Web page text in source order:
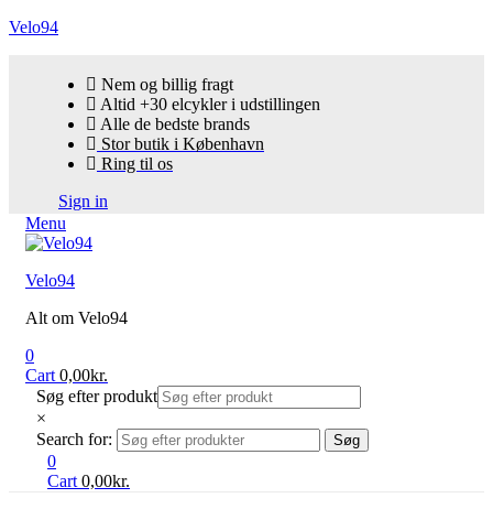
Velo94
Nem og billig fragt
Altid +30 elcykler i udstillingen
Alle de bedste brands
Stor butik i København
Ring til os
Sign in
Menu
Velo94
Alt om Velo94
0
Cart 0,00kr.
Søg efter produkt
×
Search for:
Søg
0
Cart 0,00kr.